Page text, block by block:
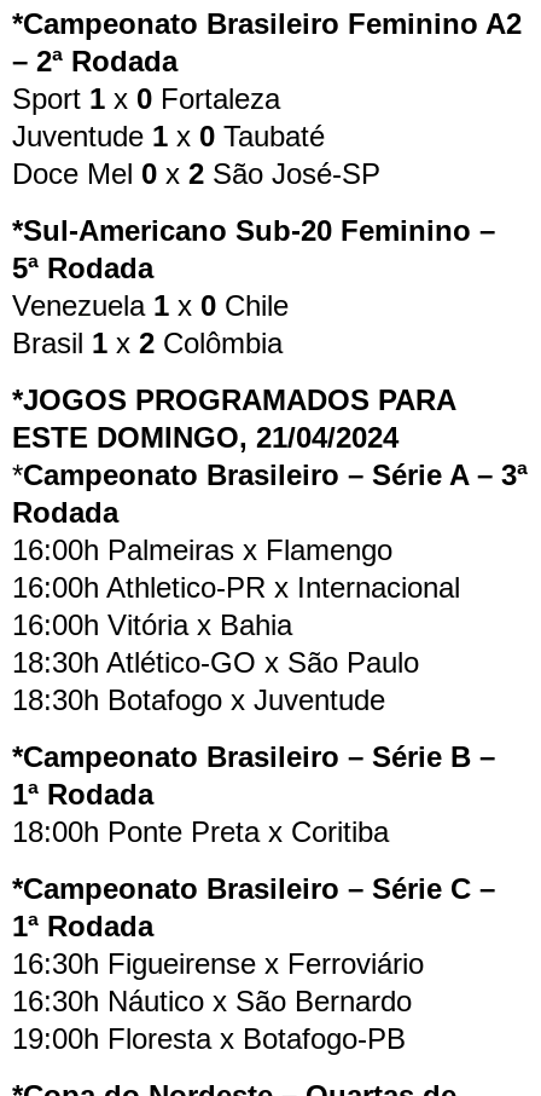
*Campeonato Brasileiro Feminino A2
– 2ª Rodada
Sport 1 x 0 Fortaleza
Juventude 1 x 0 Taubaté
Doce Mel 0 x 2 São José-SP
*Sul-Americano Sub-20 Feminino –
5ª Rodada
Venezuela 1 x 0 Chile
Brasil 1 x 2 Colômbia
*JOGOS PROGRAMADOS PARA
ESTE DOMINGO, 21/04/2024
*Campeonato Brasileiro – Série A – 3ª
Rodada
16:00h Palmeiras x Flamengo
16:00h Athletico-PR x Internacional
16:00h Vitória x Bahia
18:30h Atlético-GO x São Paulo
18:30h Botafogo x Juventude
*Campeonato Brasileiro – Série B –
1ª Rodada
18:00h Ponte Preta x Coritiba
*Campeonato Brasileiro – Série C –
1ª Rodada
16:30h Figueirense x Ferroviário
16:30h Náutico x São Bernardo
19:00h Floresta x Botafogo-PB